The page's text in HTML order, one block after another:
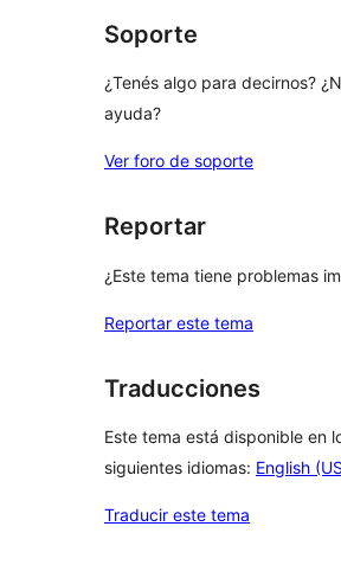
Soporte
¿Tenés algo para decirnos?
ayuda?
Ver foro de soporte
Reportar
¿Este tema tiene problemas
Reportar este tema
Traducciones
Este tema está disponible en
siguientes idiomas: English
Traducir este tema